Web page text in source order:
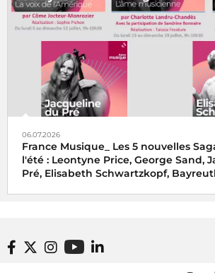
06.07.2026
France Musique_ Les 5 nouvelles
l'été : Leontyne Price, George Sand,
Pré, Elisabeth Schwartzkopf,